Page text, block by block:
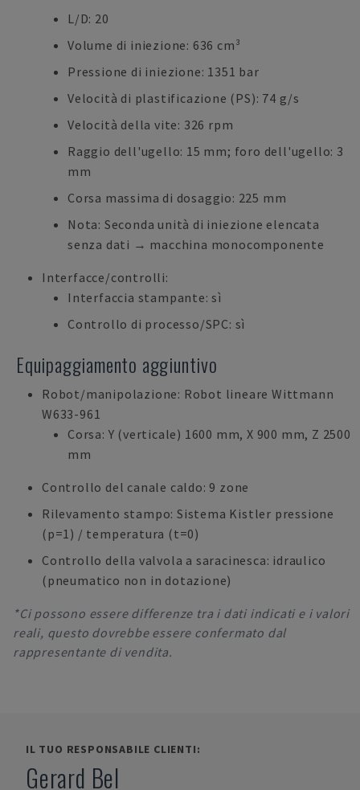
L/D: 20
Volume di iniezione: 636 cm³
Pressione di iniezione: 1351 bar
Velocità di plastificazione (PS): 74 g/s
Velocità della vite: 326 rpm
Raggio dell'ugello: 15 mm; foro dell'ugello: 3
mm
Corsa massima di dosaggio: 225 mm
Nota: Seconda unità di iniezione elencata
senza dati → macchina monocomponente
Interfacce/controlli:
Interfaccia stampante: sì
Controllo di processo/SPC: sì
Equipaggiamento aggiuntivo
Robot/manipolazione: Robot lineare Wittmann
W633-961
Corsa: Y (verticale) 1600 mm, X 900 mm, Z 2500
mm
Controllo del canale caldo: 9 zone
Rilevamento stampo: Sistema Kistler pressione
(p=1) / temperatura (t=0)
Controllo della valvola a saracinesca: idraulico
(pneumatico non in dotazione)
*Ci possono essere differenze tra i dati indicati e i valori
reali, questo dovrebbe essere confermato dal
rappresentante di vendita.
IL TUO RESPONSABILE CLIENTI:
Gerard Bel